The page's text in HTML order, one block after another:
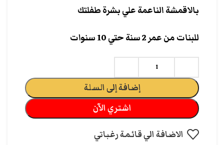
بالاقمشة الناعمة علي بشرة طفلتك
للبنات من عمر 2 سنة حتي 10 سنوات
إضافة إلى السلة
اشتري الآن
الاضافة الي قائمة رغباتي